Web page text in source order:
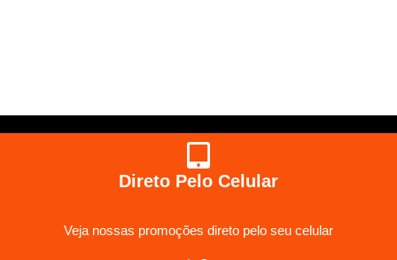
Direto Pelo Celular
Veja nossas promoções direto pelo seu celular